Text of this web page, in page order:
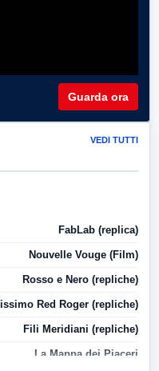
Guarda ora
VEDI TUTTI
FabLab (replica)
Nouvelle Vouge (Film)
Rosso e Nero (repliche)
Red Roger (repliche)
Fili Meridiani (repliche)
La Mappa dei Piaceri